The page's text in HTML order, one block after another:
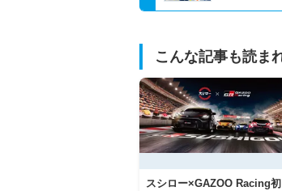
こんな記事も読ま
スシロー×GAZOO Racing初